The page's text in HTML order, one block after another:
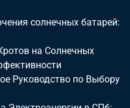
солнечных батарей:
на Солнечных
Руководство по Выбору